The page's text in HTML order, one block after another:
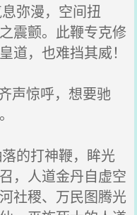
弥漫，空间扭
震颤。此鞭专克修
道，也难挡其威！
声惊呼，想要驰
的打神鞭，眸光
，人道金丹自虚空
社稷、万民图腾光